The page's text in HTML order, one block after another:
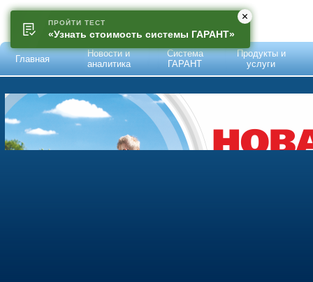
Главная
Новости и
аналитика
Система
ГАРАНТ
Продукты и
услуги
ПРОЙТИ ТЕСТ
«Узнать стоимость системы ГАРАНТ»